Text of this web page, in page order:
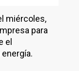
miércoles,
para
el